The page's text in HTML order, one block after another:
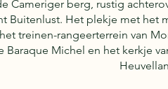
Cameriger berg, rustig
Buitenlust. Het plekje met het
treinen-rangeerterrein van
Baraque Michel en het kerkje